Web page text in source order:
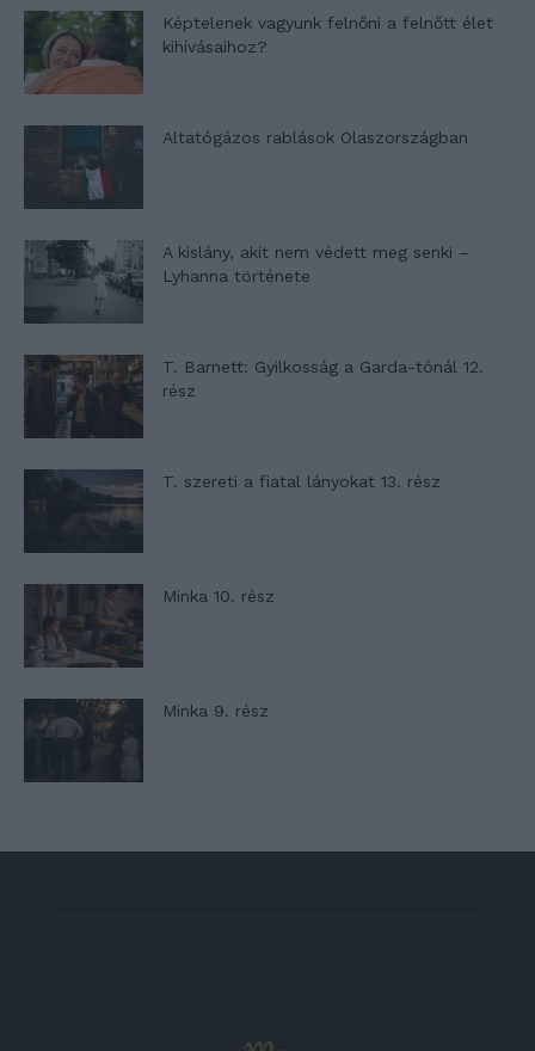
Képtelenek vagyunk felnőni a felnőtt élet
kihívásaihoz?
Altatógázos rablások Olaszországban
A kislány, akit nem védett meg senki –
Lyhanna története
T. Barnett: Gyilkosság a Garda-tónál 12.
rész
T. szereti a fiatal lányokat 13. rész
Minka 10. rész
Minka 9. rész